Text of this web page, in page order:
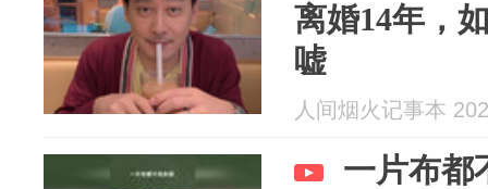
离婚14年，
嘘
人间烟火记事本
一片布都